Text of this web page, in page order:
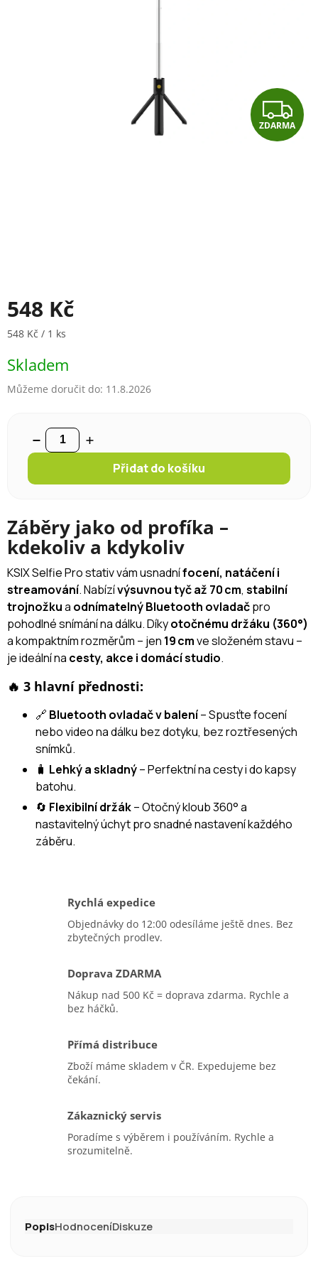
Z
D
ZDARMA
548 Kč
Měrná cena:
548 Kč / 1 ks
Skladem
Můžeme doručit do: 11.8.2026
Přidat do košíku
Záběry jako od profíka –
kdekoliv a kdykoliv
KSIX Selfie Prostativ vám usnadnífocení, natáčení i
streamování. Nabízívýsuvnou tyč až 70 cm, stabilní
trojnožkua odnímatelný Bluetooth ovladačpro
pohodlné snímání na dálku. Díkyotočnému držáku (360°)
a kompaktním rozměrům – jen 19 cmve složeném stavu –
je ideální na cesty, akce i domácí studio.
🔥 3 hlavní přednosti:
🔗 Bluetooth ovladač v balení– Spusťte focení
nebo video na dálku bez dotyku, bez roztřesených
snímků.
🧳 Lehký a skladný– Perfektní na cesty i do kapsy
batohu.
🔄 Flexibilní držák– Otočný kloub 360° a
nastavitelný úchyt pro snadné nastavení každého
záběru.
Rychlá expedice
Objednávky do 12:00 odesíláme ještě dnes. Bez
zbytečných prodlev.
Doprava ZDARMA
Nákup nad 500 Kč = doprava zdarma. Rychle a
bez háčků.
Přímá distribuce
Zboží máme skladem v ČR. Expedujeme bez
čekání.
Zákaznický servis
Poradíme s výběrem i používáním. Rychle a
srozumitelně.
PopisHodnoceníDiskuze